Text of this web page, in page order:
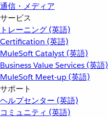
通信・メディア
サービス
トレーニング (英語)
Certification (英語)
MuleSoft Catalyst (英語)
Business Value Services (英語)
MuleSoft Meet-up (英語)
サポート
ヘルプセンター (英語)
コミュニティ (英語)